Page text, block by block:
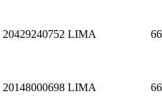
20429240752 LIMA
20148000698 LIMA